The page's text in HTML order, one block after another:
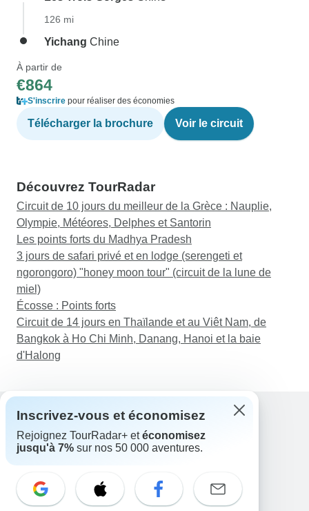
126 mi
Yichang Chine
À partir de
€864
S'inscrire pour réaliser des économies
Télécharger la brochure Voir le circuit
Découvrez TourRadar
Circuit de 10 jours du meilleur de la Grèce : Nauplie,
Olympie, Météores, Delphes et Santorin
Les points forts du Madhya Pradesh
3 jours de safari privé et en lodge (serengeti et
ngorongoro) "honey moon tour" (circuit de la lune de
miel)
Écosse : Points forts
Circuit de 14 jours en Thaïlande et au Viêt Nam, de
Bangkok à Ho Chi Minh, Danang, Hanoi et la baie
d'Halong
Assistance
Contactez-nous
E-mail: support@tourradar.com
Sélectionnez la langue
Inscrivez-vous et économisez
Rejoignez TourRadar+ etéconomisez
jusqu'à 7% sur nos 50 000 aventures.